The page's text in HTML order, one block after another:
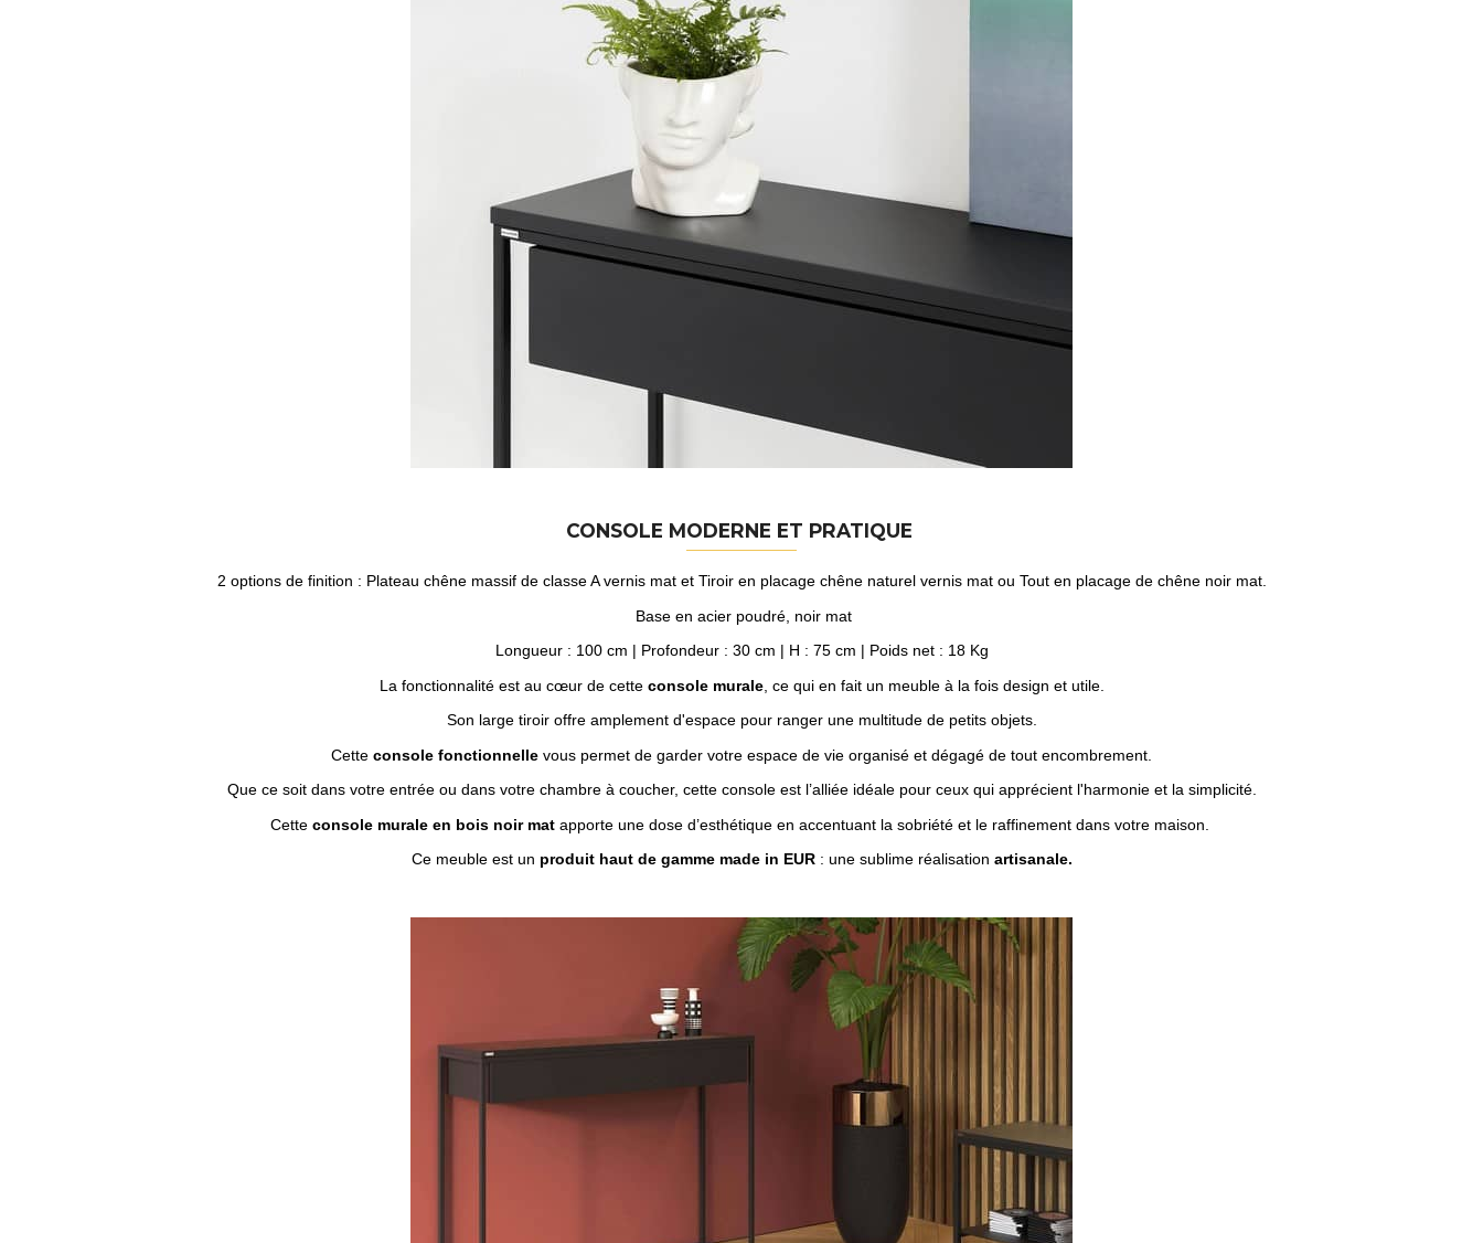
CONSOLE MODERNE ET PRATIQUE
2 options de finition : Plateau chêne massif de classe A vernis mat et Tiroir en placage chêne naturel vernis mat ou Tout en placage de chêne noir mat.
Base en acier poudré, noir mat
Longueur : 100 cm | Profondeur : 30 cm | H : 75 cm | Poids net : 18 Kg
La fonctionnalité est au cœur de cette console murale, ce qui en fait un meuble à la fois design et utile.
Son large tiroir offre amplement d'espace pour ranger une multitude de petits objets.
Cette console fonctionnelle vous permet de garder votre espace de vie organisé et dégagé de tout encombrement.
Que ce soit dans votre entrée ou dans votre chambre à coucher, cette console est l’alliée idéale pour ceux qui apprécient l'harmonie et la simplicité.
Cette console murale en bois noir matapporte une dose d’esthétique en accentuant la sobriété et le raffinement dans votre maison.
Ce meuble est un produit haut de gamme made in EUR: une sublime réalisation artisanale.